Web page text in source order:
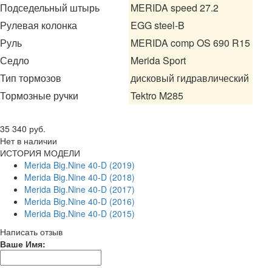
Подседельный штырь
MERIDA speed 27.2
Рулевая колонка
EGG steel-B
Руль
MERIDA comp OS 690 R15
Седло
Merida Sport
Тип тормозов
дисковый гидравлический
Тормозные ручки
Tektro M285
35 340 руб.
Нет в наличии
ИСТОРИЯ МОДЕЛИ
Merida Big.Nine 40-D (2019)
Merida Big.Nine 40-D (2018)
Merida Big.Nine 40-D (2017)
Merida Big.Nine 40-D (2016)
Merida Big.Nine 40-D (2015)
Написать отзыв
Ваше Имя: